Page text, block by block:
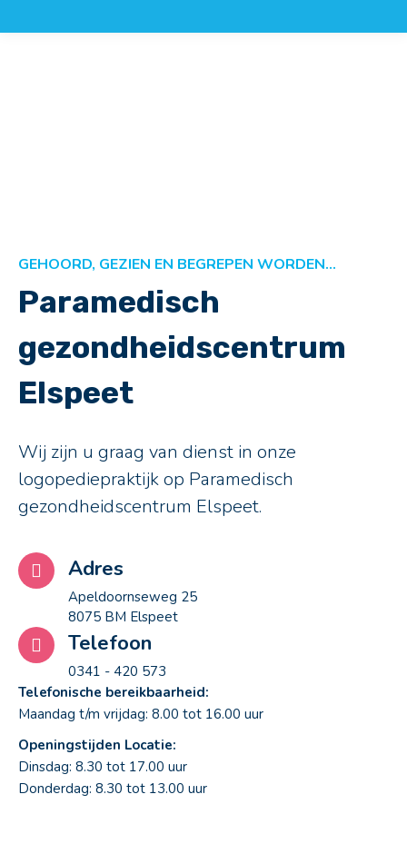
GEHOORD, GEZIEN EN BEGREPEN WORDEN…
Paramedisch
gezondheidscentrum
Elspeet
Wij zijn u graag van dienst in onze
logopediepraktijk op Paramedisch
gezondheidscentrum Elspeet.
Adres
Apeldoornseweg 25
8075 BM Elspeet
Telefoon
0341 - 420 573
Telefonische bereikbaarheid:
Maandag t/m vrijdag: 8.00 tot 16.00 uur
Openingstijden Locatie:
Dinsdag: 8.30 tot 17.00 uur
Donderdag: 8.30 tot 13.00 uur